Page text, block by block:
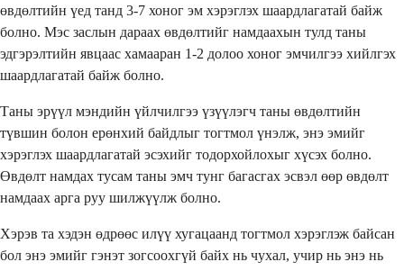
өвдөлтийн үед танд 3-7 хоног эм хэрэглэх шаардлагатай байж
болно. Мэс заслын дараах өвдөлтийг намдаахын тулд таны
эдгэрэлтийн явцаас хамааран 1-2 долоо хоног эмчилгээ хийлгэх
шаардлагатай байж болно.
Таны эрүүл мэндийн үйлчилгээ үзүүлэгч таны өвдөлтийн
түвшин болон ерөнхий байдлыг тогтмол үнэлж, энэ эмийг
хэрэглэх шаардлагатай эсэхийг тодорхойлохыг хүсэх болно.
Өвдөлт намдах тусам таны эмч тунг багасгах эсвэл өөр өвдөлт
намдаах арга руу шилжүүлж болно.
Хэрэв та хэдэн өдрөөс илүү хугацаанд тогтмол хэрэглэж байсан
бол энэ эмийг гэнэт зогсоохгүй байх нь чухал, учир нь энэ нь